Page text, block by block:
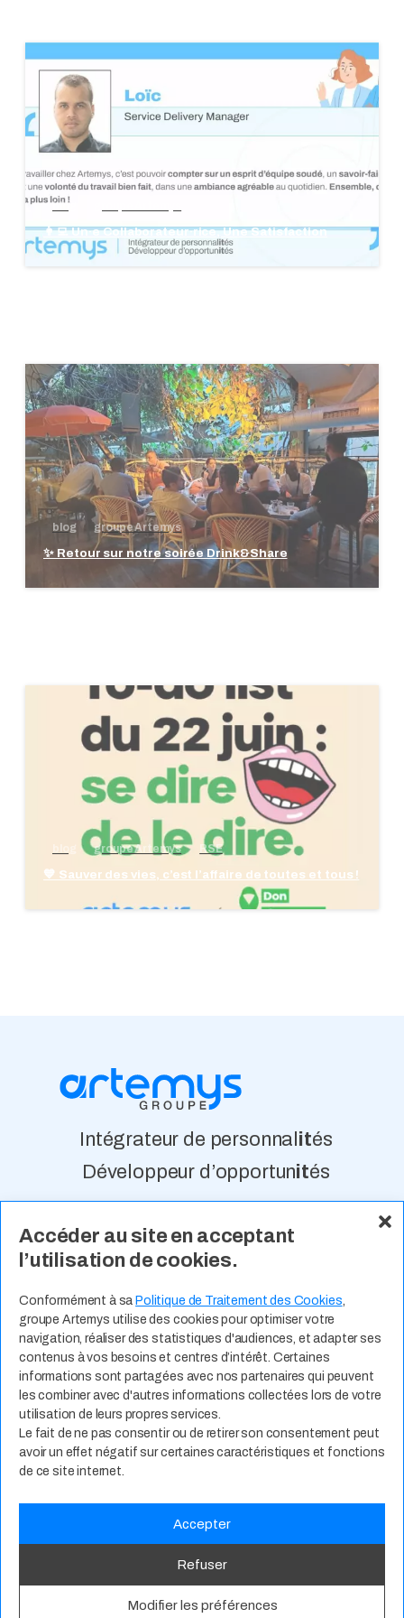
Accéder au site en acceptant
l’utilisation de cookies.
Conformément à sa Politique de Traitement des Cookies,
groupe Artemys utilise des cookies pour optimiser votre
navigation, réaliser des statistiques d'audiences, et adapter ses
contenus à vos besoins et centres d’intérêt. Certaines
informations sont partagées avec nos partenaires qui peuvent
les combiner avec d'autres informations collectées lors de votre
utilisation de leurs propres services.
Le fait de ne pas consentir ou de retirer son consentement peut
avoir un effet négatif sur certaines caractéristiques et fonctions
de ce site internet.
Accepter
Refuser
Modifier les préférences
blog
👩‍💻 Un·e Collaborateur·rice, Une Satisfaction
blog groupe Artemys
✨ Retour sur notre soirée Drink&Share
groupe Artemys RSE
💙 Sauver des vies, c’est l’affaire de toutes et tous !
Intégrateur de personnal ités
Développeur d’opportunités
À Propos Nos Valeurs Actualité
Contact Expertises Métiers
Espace Talents Offres d’Emploi
Candidature Spontanée
Politique de Confidentialité CGU RSE Mentions Légales